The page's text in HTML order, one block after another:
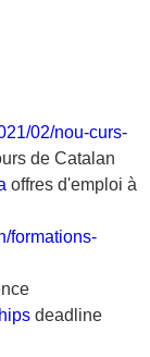
02/nou-curs-
de Catalan
offres d'emploi à
formations-
deadline